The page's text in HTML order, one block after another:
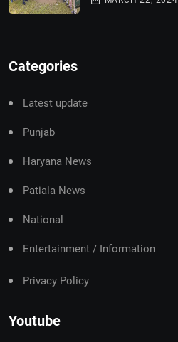
Categories
Latest update
Punjab
Haryana News
Patiala News
National
Entertainment / Information
Privacy Policy
Youtube